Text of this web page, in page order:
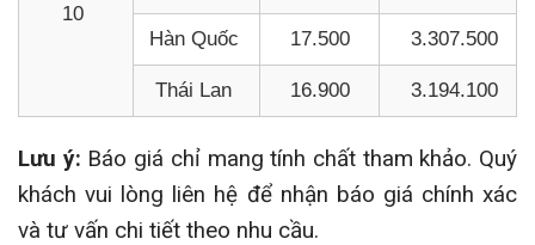
10
Hàn Quốc 17.500 3.307.500
Thái Lan 16.900 3.194.100
Lưu ý: Báo giá chỉ mang tính chất tham khảo. Quý
khách vui lòng liên hệ để nhận báo giá chính xác
và tư vấn chi tiết theo nhu cầu.